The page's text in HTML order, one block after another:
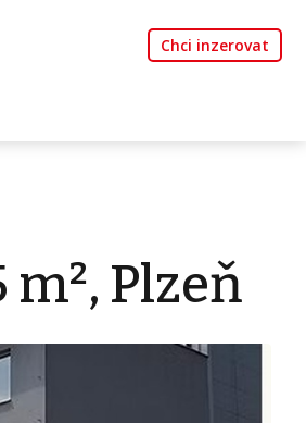
Chci inzerovat
Plzeň